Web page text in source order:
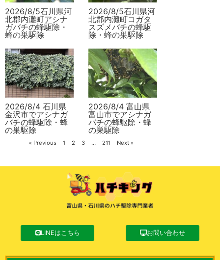
2026/8/5石川県河
北郡内灘町アシナ
ガバチの蜂駆除・
蜂の巣駆除
2026/8/5石川県河
北郡内灘町コガタ
スズメバチの蜂駆
除・蜂の巣駆除
2026/8/4 石川県
金沢市でアシナガ
バチの蜂駆除・蜂
の巣駆除
2026/8/4 富山県
富山市でアシナガ
バチの蜂駆除・蜂
の巣駆除
« Previous 1 2 3 … 211 Next »
LINEはこちら お問い合わせ